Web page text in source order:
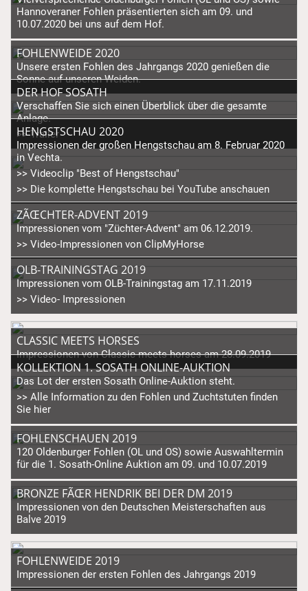
Hannoveraner Fohlen präsentierten sich am 09. und
10.07.2020 bei uns auf dem Hof.
FOHLENWEIDE 2020
Unsere ersten Fohlen des Jahrgangs 2020 genießen die
Sonne auf unseren Weiden.
DER HOF SOSATH
Verschaffen Sie sich einen Überblick über die gesamte
Anlage.
>> Trailer
HENGSTSCHAU 2020
Impressionen der großen Hengstschau am 8. Februar 2020
in Vechta.
>> Videoclip "Best of Hengstschau"
>> Die komplette Hengstschau bei YouTube anschauen
ZÃŒCHTER-ADVENT 2019
Impressionen vom "Züchter-Advent" am 06.12.2019.
>> Video-Impressionen von ClipMyHorse
OLB-TRAININGSTAG 2019
Impressionen vom OLB-Trainingstag am 17.11.2019
>> Video- Impressionen
CLASSIC MEETS HORSES
Impressionen von Classic meets horses am 28.09.2019
KOLLEKTION 1. SOSATH ONLINE-AUKTION
Das Lot der ersten Sosath Online-Auktion steht.
>> Alle Information zu den Fohlen und Zuchtstuten finden
Sie hier
FOHLENSCHAUEN 2019
120 Oldenburger Fohlen (OL und OS) sowie Auswahltermin
für die 1. Sosath-Online Auktion am 09. und 10.07.2019
BRONZE FÃŒR HENDRIK BEI DER DM 2019
Impressionen von den Deutschen Meisterschaften aus
Balve 2019
FOHLENWEIDE 2019
Impressionen der ersten Fohlen des Jahrgangs 2019